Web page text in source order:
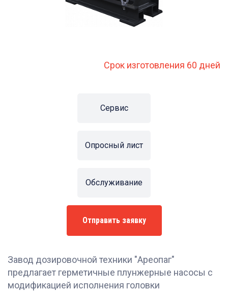
Срок изготовления 60 дней
Сервис
Опросный лист
Обслуживание
Отправить заявку
Завод дозировочной техники "Ареопаг"
предлагает герметичные плунжерные насосы с
модификацией исполнения головки